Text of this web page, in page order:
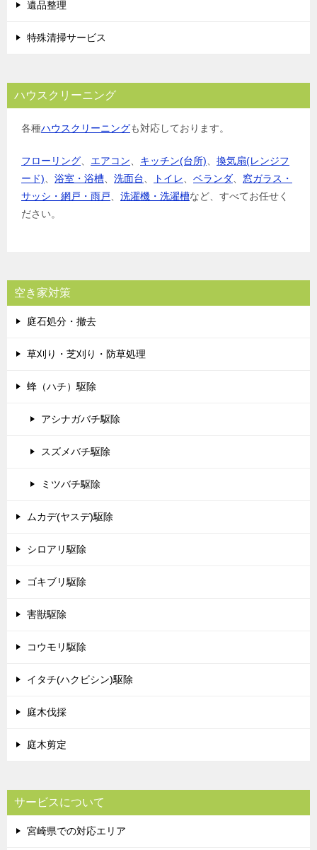
遺品整理
特殊清掃サービス
ハウスクリーニング
各種ハウスクリーニングも対応しております。
フローリング エアコン キッチン(台所)
換気扇(レンジフ
ード)
浴室・浴槽 洗面台 トイレ ベランダ
窓ガラス・
サッシ・網戸・雨戸
洗濯機・洗濯槽など、すべてお任せく
ださい。
空き家対策
庭石処分・撤去
草刈り・芝刈り・防草処理
蜂（ハチ）駆除
アシナガバチ駆除
スズメバチ駆除
ミツバチ駆除
ムカデ(ヤスデ)駆除
シロアリ駆除
ゴキブリ駆除
害獣駆除
コウモリ駆除
イタチ(ハクビシン)駆除
庭木伐採
庭木剪定
サービスについて
宮崎県での対応エリア